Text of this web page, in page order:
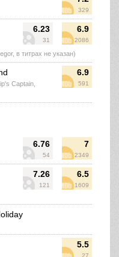
329
6.23
31
6.9
2086
в титрах не указан)
6.9
591
Captain,
6.76
54
7
2349
7.26
121
6.5
1609
5.5
27